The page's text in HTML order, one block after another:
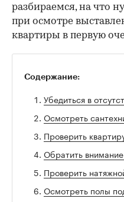
разбираемся, на что
при осмотре
квартиры в первую
Содержание:
Убедиться в
Осмотреть
Проверить
Обратить
Проверить
Осмотреть полы